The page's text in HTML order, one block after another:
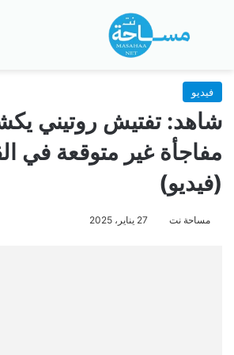
بحث عن
فيديو
شاهد: تفتيش روتيني
مفاجأة غير متوقعة في
(فيديو)
مساحة نت 27 يناير، 2025